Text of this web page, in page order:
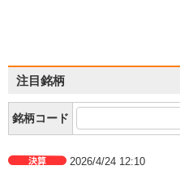
注目銘柄
銘柄コード
2026/4/24 12:10